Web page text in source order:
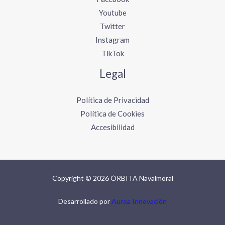
Youtube
Twitter
Instagram
TikTok
Legal
Política de Privacidad
Política de Cookies
Accesibilidad
Copyright © 2026 ÓRBITA Navalmoral
Desarrollado porAurea Innovación